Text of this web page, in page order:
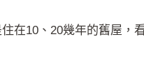
在10、20幾年的舊屋，